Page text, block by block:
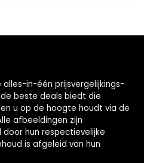
in-één prijsvergelijkings-
beste deals biedt die
u op de hoogte houdt via de
afbeeldingen zijn
hun respectievelijke
is afgeleid van hun